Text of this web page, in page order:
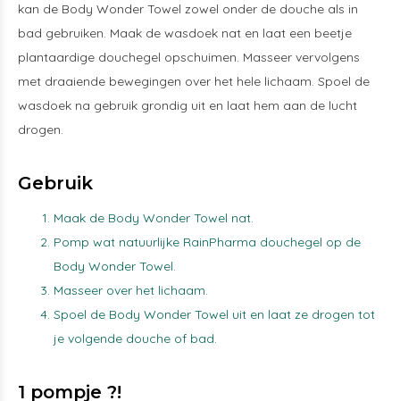
kan de Body Wonder Towel zowel onder de douche als in
bad gebruiken. Maak de wasdoek nat en laat een beetje
plantaardige douchegel opschuimen. Masseer vervolgens
met draaiende bewegingen over het hele lichaam. Spoel de
wasdoek na gebruik grondig uit en laat hem aan de lucht
drogen.
Gebruik
Maak de Body Wonder Towel nat.
Pomp wat natuurlijke RainPharma douchegel op de
Body Wonder Towel.
Masseer over het lichaam.
Spoel de Body Wonder Towel uit en laat ze drogen tot
je volgende douche of bad.
1 pompje ?!